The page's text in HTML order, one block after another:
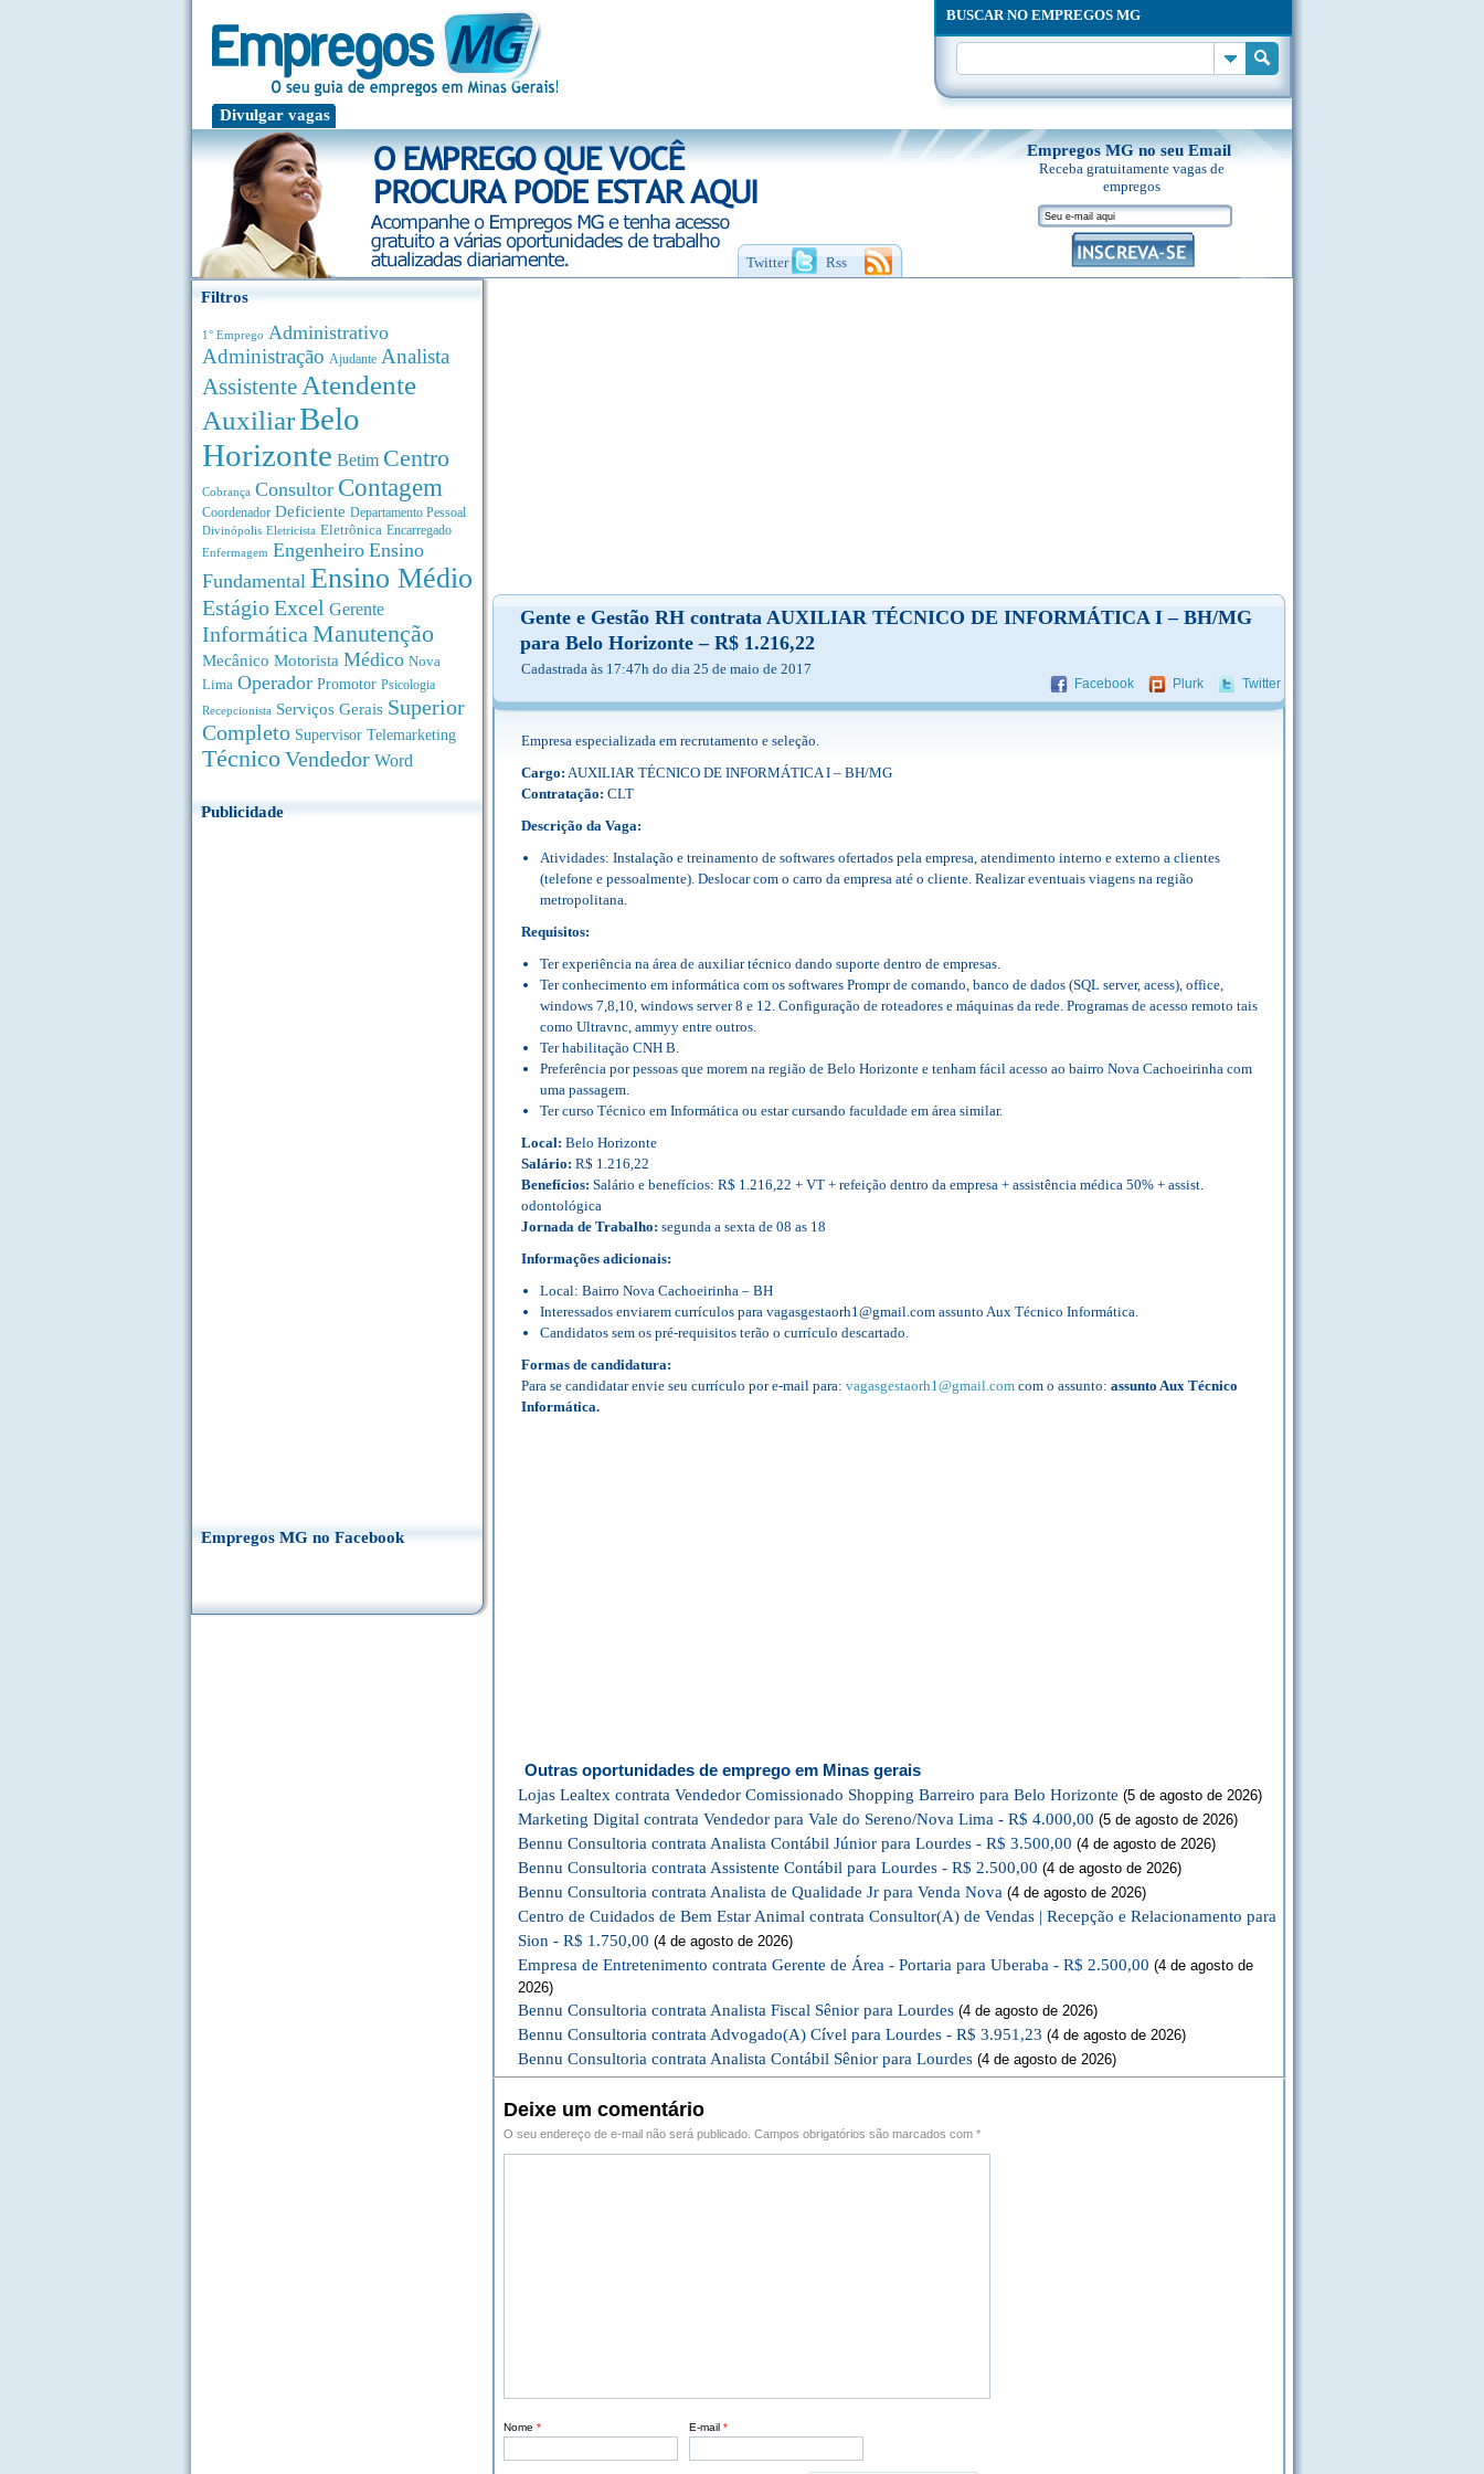
Divulgar vagas
BUSCAR NO EMPREGOS MG
Twitter Rss
Empregos MG no seu Email
Receba gratuitamente vagas de
empregos
Filtros
1° Emprego Administrativo
Administração Ajudante Analista
Assistente Atendente
AuxiliarBelo
Horizonte Betim Centro
Cobrança Consultor Contagem
Coordenador Deficiente Departamento Pessoal
Divinópolis Eletricista Eletrônica Encarregado
Enfermagem Engenheiro Ensino
Fundamental Ensino Médio
EstágioExcel Gerente
Informática Manutenção
Mecânico Motorista Médico Nova
Lima Operador Promotor Psicologia
Recepcionista Serviços Gerais Superior
Completo Supervisor Telemarketing
TécnicoVendedor Word
Publicidade
Empregos MG no Facebook
Gente e Gestão RH contrata AUXILIAR TÉCNICO DE INFORMÁTICA I – BH/MG
para Belo Horizonte – R$ 1.216,22
Cadastrada às 17:47h do dia 25 de maio de 2017
Facebook Plurk Twitter
Empresa especializada em recrutamento e seleção.
Cargo: AUXILIAR TÉCNICO DE INFORMÁTICA I – BH/MG
Contratação: CLT
Descrição da Vaga:
Atividades: Instalação e treinamento de softwares ofertados pela empresa, atendimento interno e externo a clientes
(telefone e pessoalmente). Deslocar com o carro da empresa até o cliente. Realizar eventuais viagens na região
metropolitana.
Requisitos:
Ter experiência na área de auxiliar técnico dando suporte dentro de empresas.
Ter conhecimento em informática com os softwares Prompr de comando, banco de dados (SQL server, acess), office,
windows 7,8,10, windows server 8 e 12. Configuração de roteadores e máquinas da rede. Programas de acesso remoto tais
como Ultravnc, ammyy entre outros.
Ter habilitação CNH B.
Preferência por pessoas que morem na região de Belo Horizonte e tenham fácil acesso ao bairro Nova Cachoeirinha com
uma passagem.
Ter curso Técnico em Informática ou estar cursando faculdade em área similar.
Local: Belo Horizonte
Salário: R$ 1.216,22
Benefícios: Salário e benefícios: R$ 1.216,22 + VT + refeição dentro da empresa + assistência médica 50% + assist.
odontológica
Jornada de Trabalho: segunda a sexta de 08 as 18
Informações adicionais:
Local: Bairro Nova Cachoeirinha – BH
Interessados enviarem currículos para vagasgestaorh1@gmail.com assunto Aux Técnico Informática.
Candidatos sem os pré-requisitos terão o currículo descartado.
Formas de candidatura:
Para se candidatar envie seu currículo por e-mail para: vagasgestaorh1@gmail.com com o assunto: assunto Aux Técnico
Informática.
Outras oportunidades de emprego em Minas gerais
Lojas Lealtex contrata Vendedor Comissionado Shopping Barreiro para Belo Horizonte (5 de agosto de 2026)
Marketing Digital contrata Vendedor para Vale do Sereno/Nova Lima - R$ 4.000,00 (5 de agosto de 2026)
Bennu Consultoria contrata Analista Contábil Júnior para Lourdes - R$ 3.500,00 (4 de agosto de 2026)
Bennu Consultoria contrata Assistente Contábil para Lourdes - R$ 2.500,00 (4 de agosto de 2026)
Bennu Consultoria contrata Analista de Qualidade Jr para Venda Nova (4 de agosto de 2026)
Centro de Cuidados de Bem Estar Animal contrata Consultor(A) de Vendas | Recepção e Relacionamento para
Sion - R$ 1.750,00 (4 de agosto de 2026)
Empresa de Entretenimento contrata Gerente de Área - Portaria para Uberaba - R$ 2.500,00 (4 de agosto de
2026)
Bennu Consultoria contrata Analista Fiscal Sênior para Lourdes (4 de agosto de 2026)
Bennu Consultoria contrata Advogado(A) Cível para Lourdes - R$ 3.951,23 (4 de agosto de 2026)
Bennu Consultoria contrata Analista Contábil Sênior para Lourdes (4 de agosto de 2026)
Deixe um comentário
O seu endereço de e-mail não será publicado. Campos obrigatórios são marcados com *
Nome * E-mail *